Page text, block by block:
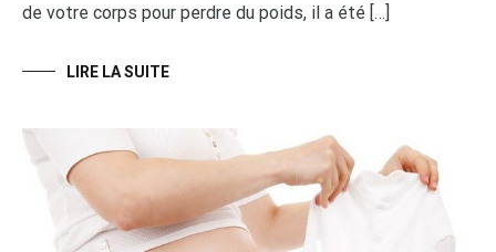
de votre corps pour perdre du poids, il a été […]
LIRE LA SUITE